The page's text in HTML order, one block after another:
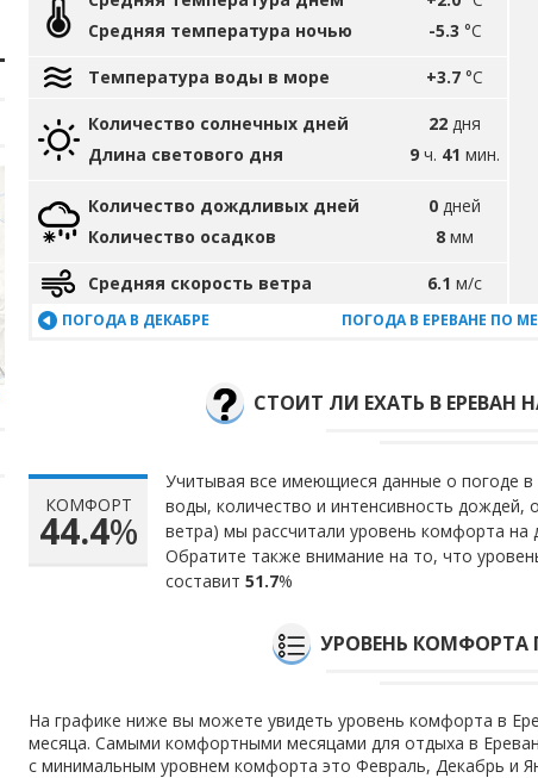
Средняя температура ночью
-5.3 °C
Температура воды в море +3.7 °C
Количество солнечных дней
Длина светового дня
22 дня
9 ч. 41 мин.
Количество дождливых дней
Количество осадков
0 дней
8 мм
Средняя скорость ветра 6.1 м/с
ПОГОДА В ДЕКАБРЕ ПОГОДА В ЕРЕВАНЕ ПО
СТОИТ ЛИ ЕХАТЬ В ЕРЕВАН
КОМФОРТ
44.4%
Учитывая все имеющиеся данные о погоде в
воды, количество и интенсивность дождей,
ветра) мы рассчитали уровень комфорта на
Обратите также внимание на то, что
составит 51.7%
УРОВЕНЬ КОМФОРТА
На графике ниже вы можете увидеть уровень комфорта в
месяца. Самыми комфортными месяцами для отдыха в
с минимальным уровнем комфорта это Февраль, Декабрь и